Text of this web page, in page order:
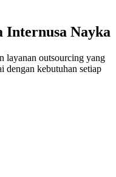
Internusa Nayka
layanan outsourcing yang
dengan kebutuhan setiap